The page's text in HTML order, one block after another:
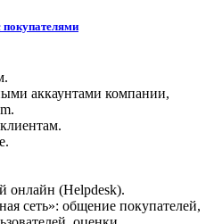
аккаунтами компании,
онлайн (Helpdesk).
сеть»: общение покупателей,